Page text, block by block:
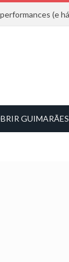
GUIMARÃES